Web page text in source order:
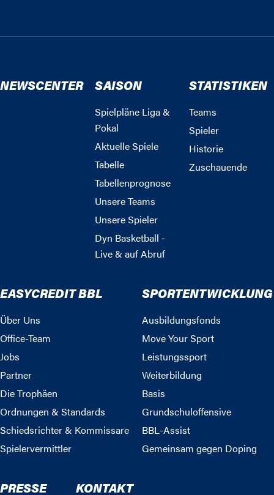
NEWSCENTER SAISON
Spielpläne Liga &
Pokal
Aktuelle Spiele
Tabelle
Tabellenprognose
Unsere Teams
Unsere Spieler
Dyn Basketball -
Live & auf Abruf
STATISTIKEN
Teams
Spieler
Historie
Zuschauende
EASYCREDIT BBL
Über Uns
Office-Team
Jobs
Partner
Die Trophäen
Ordnungen & Standards
Schiedsrichter & Kommissare
Spielervermittler
SPORTENTWICKLUNG
Ausbildungsfonds
Move Your Sport
Leistungssport
Weiterbildung
Basis
Grundschuloffensive
BBL-Assist
Gemeinsam gegen Doping
PRESSE KONTAKT